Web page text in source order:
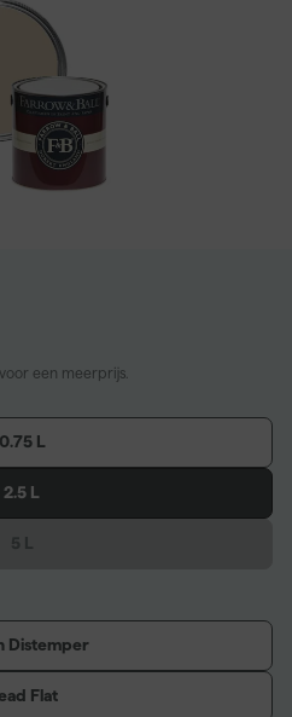
een meerprijs.
0.75 L
2.5 L
Distemper
Flat